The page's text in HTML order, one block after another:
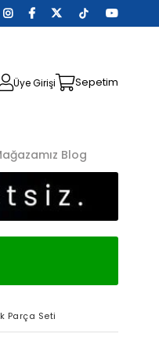
Üye Girişi Sepetim
Blog
Parça Seti